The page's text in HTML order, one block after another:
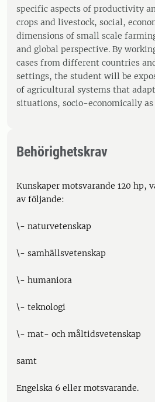
specific aspects of productivity
crops and livestock, social,
dimensions of small scale
and global perspective. By
cases from different countries
settings, the student will be
of agricultural systems that
situations, socio-economically
Behörighetskrav
Kunskaper motsvarande 120 hp,
av följande:
\- naturvetenskap
\- samhällsvetenskap
\- humaniora
\- teknologi
\- mat- och måltidsvetenskap
samt
Engelska 6 eller motsvarande.